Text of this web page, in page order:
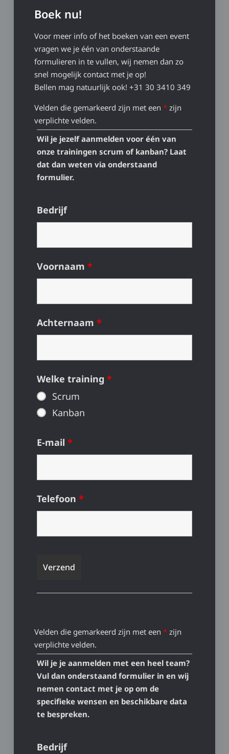
Boek nu!
Voor meer info of het boeken van een event
vragen we je één van onderstaande
formulieren in te vullen, wij nemen dan zo
snel mogelijk contact met je op!
Bellen mag natuurlijk ook! +31 30 3410 349
Velden die gemarkeerd zijn met een *zijn
verplichte velden.
Wil je jezelf aanmelden voor één van
onze trainingen scrum of kanban? Laat
dat dan weten via onderstaand
formulier.
Bedrijf
Voornaam *
Achternaam *
Welke training *
Scrum
Kanban
E-mail *
Telefoon *
Velden die gemarkeerd zijn met een *zijn
verplichte velden.
Wil je je aanmelden met een heel team?
Vul dan onderstaand formulier in en wij
nemen contact met je op om de
specifieke wensen en beschikbare data
te bespreken.
Bedrijf